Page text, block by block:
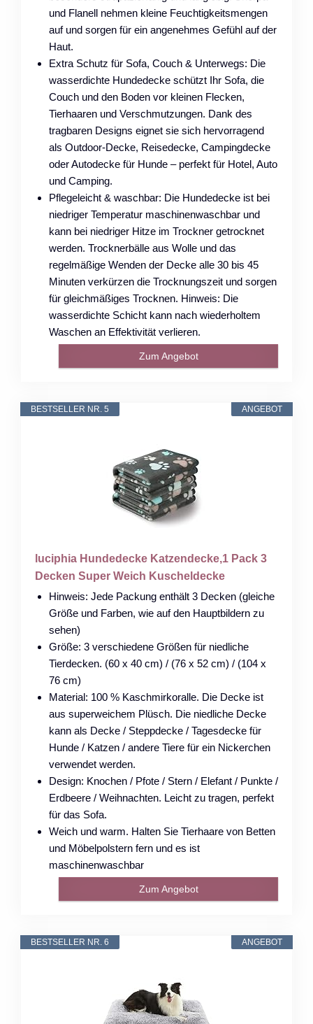
und Flanell nehmen kleine Feuchtigkeitsmengen
auf und sorgen für ein angenehmes Gefühl auf der
Haut.
Extra Schutz für Sofa, Couch & Unterwegs: Die
wasserdichte Hundedecke schützt Ihr Sofa, die
Couch und den Boden vor kleinen Flecken,
Tierhaaren und Verschmutzungen. Dank des
tragbaren Designs eignet sie sich hervorragend
als Outdoor-Decke, Reisedecke, Campingdecke
oder Autodecke für Hunde – perfekt für Hotel, Auto
und Camping.
Pflegeleicht & waschbar: Die Hundedecke ist bei
niedriger Temperatur maschinenwaschbar und
kann bei niedriger Hitze im Trockner getrocknet
werden. Trocknerbälle aus Wolle und das
regelmäßige Wenden der Decke alle 30 bis 45
Minuten verkürzen die Trocknungszeit und sorgen
für gleichmäßiges Trocknen. Hinweis: Die
wasserdichte Schicht kann nach wiederholtem
Waschen an Effektivität verlieren.
Zum Angebot
ANGEBOT
BESTSELLER NR. 5
luciphia Hundedecke Katzendecke,1 Pack 3
Decken Super Weich Kuscheldecke
Hinweis: Jede Packung enthält 3 Decken (gleiche
Größe und Farben, wie auf den Hauptbildern zu
sehen)
Größe: 3 verschiedene Größen für niedliche
Tierdecken. (60 x 40 cm) / (76 x 52 cm) / (104 x
76 cm)
Material: 100 % Kaschmirkoralle. Die Decke ist
aus superweichem Plüsch. Die niedliche Decke
kann als Decke / Steppdecke / Tagesdecke für
Hunde / Katzen / andere Tiere für ein Nickerchen
verwendet werden.
Design: Knochen / Pfote / Stern / Elefant / Punkte /
Erdbeere / Weihnachten. Leicht zu tragen, perfekt
für das Sofa.
Weich und warm. Halten Sie Tierhaare von Betten
und Möbelpolstern fern und es ist
maschinenwaschbar
Zum Angebot
ANGEBOT
BESTSELLER NR. 6